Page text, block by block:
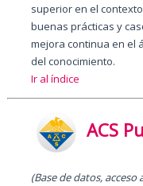
superior en el
buenas prácticas y
mejora continua en el
del conocimiento.
Ir al índice
ACS
(Base de datos, acceso